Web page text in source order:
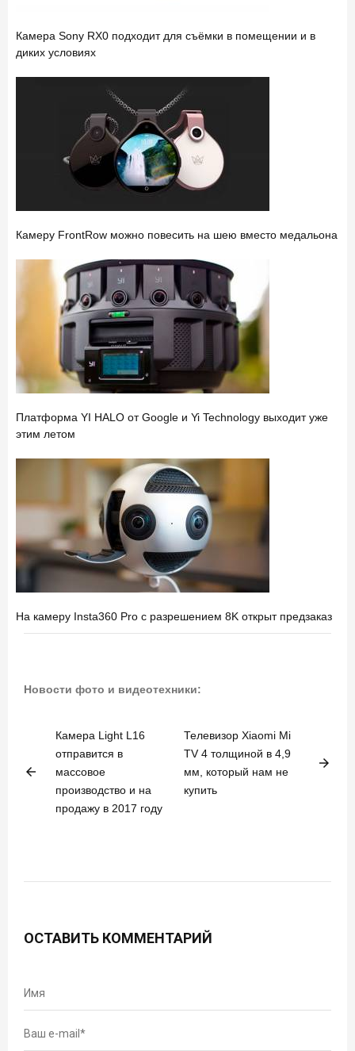
Камера Sony RX0 подходит для съёмки в помещении и в
диких условиях
Камеру FrontRow можно повесить на шею вместо медальона
Платформа YI HALO от Google и Yi Technology выходит уже
этим летом
На камеру Insta360 Pro с разрешением 8K открыт предзаказ
Новости фото и видеотехники:
arrow_back
Камера Light L16
отправится в
массовое
производство и на
продажу в 2017 году
Телевизор Xiaomi Mi
TV 4 толщиной в 4,9
мм, который нам не
купить
arrow_forward
ОСТАВИТЬ КОММЕНТАРИЙ